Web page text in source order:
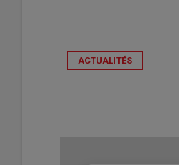
ACTUALITÉS